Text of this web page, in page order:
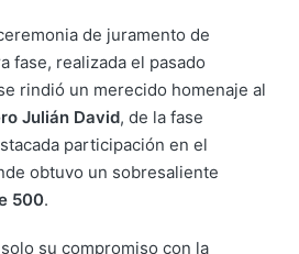
de juramento de
fase, realizada el pasado
rindió un merecido homenaje al
Julián David, de la fase
participación en el
obtuvo un sobresaliente
500.
su compromiso con la